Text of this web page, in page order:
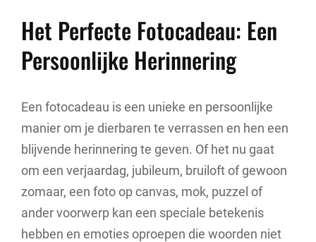
Het Perfecte Fotocadeau: Een
Persoonlijke Herinnering
Een fotocadeau is een unieke en persoonlijke
manier om je dierbaren te verrassen en hen een
blijvende herinnering te geven. Of het nu gaat
om een verjaardag, jubileum, bruiloft of gewoon
zomaar, een foto op canvas, mok, puzzel of
ander voorwerp kan een speciale betekenis
hebben en emoties oproepen die woorden niet